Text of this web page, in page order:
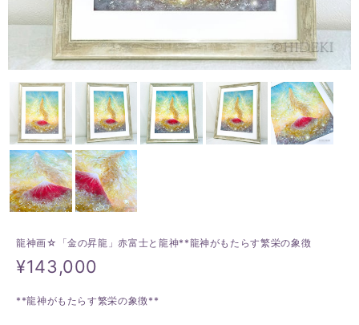
龍神画☆「金の昇龍」赤富士と龍神**龍神がもたらす繁栄の象徴
¥143,000
**龍神がもたらす繁栄の象徴**